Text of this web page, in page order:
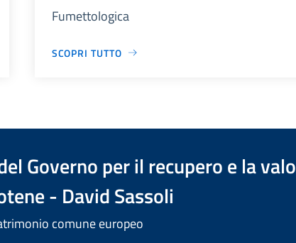
Fumettologica
SCOPRI TUTTO
Governo per il recupero e la
- David Sassoli
comune europeo